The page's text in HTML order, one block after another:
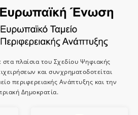
πλαίσια του Σχεδίου Ψηφιακής
και συνχρηματοδοτείται
περιφερειακής Ανάπτυξης και την
Δημοκρατία.